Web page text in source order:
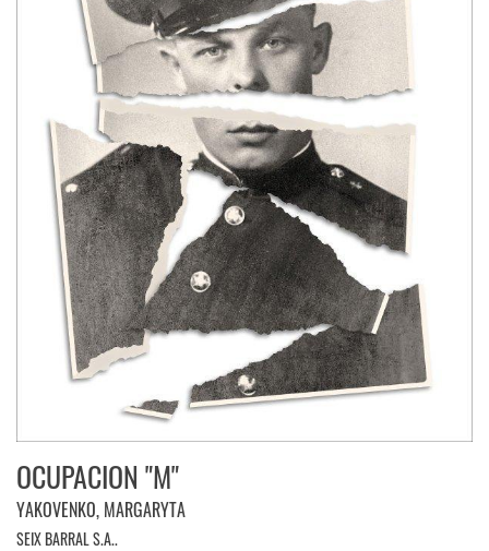
OCUPACION "M"
YAKOVENKO, MARGARYTA
SEIX BARRAL S.A..